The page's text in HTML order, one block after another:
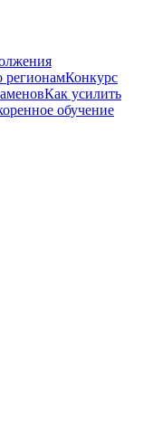
регионамКонкурс
Как усилить
обучение